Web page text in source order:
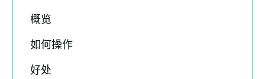
概览
如何操作
好处